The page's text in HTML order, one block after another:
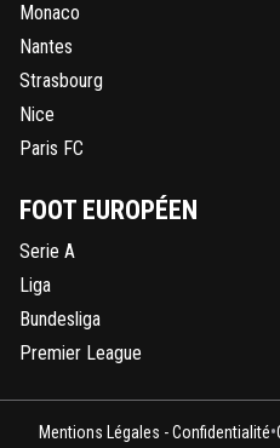
Monaco
Nantes
Strasbourg
Nice
Paris FC
FOOT EUROPÉEN
Serie A
Liga
Bundesliga
Premier League
Mentions Légales - Confidentialité•